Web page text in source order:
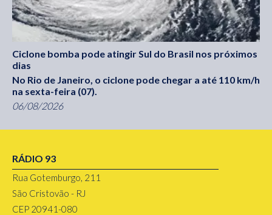
Ciclone bomba pode atingir Sul do Brasil nos próximos
dias
No Rio de Janeiro, o ciclone pode chegar a até 110 km/h
na sexta-feira (07).
06/08/2026
RÁDIO 93
Rua Gotemburgo, 211
São Cristovão - RJ
CEP 20941-080